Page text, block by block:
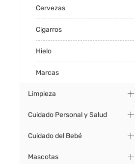
Cervezas
Cigarros
Hielo
Marcas
Limpieza
Cuidado Personal y Salud
Cuidado del Bebé
Mascotas